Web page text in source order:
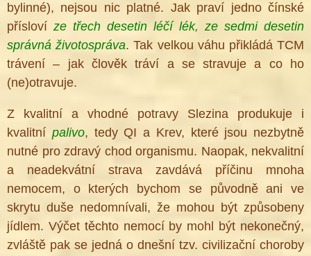
bylinné), nejsou nic platné. Jak praví jedno čínské
přísloví ze třech desetin léčí lék, ze sedmi desetin
správná životospráva. Tak velkou váhu přikládá TCM
trávení – jak člověk tráví a se stravuje a co ho
(ne)otravuje.
Z kvalitní a vhodné potravy Slezina produkuje i
kvalitní palivo, tedy QI a Krev, které jsou nezbytně
nutné pro zdravý chod organismu. Naopak, nekvalitní
a neadekvátní strava zavdává příčinu mnoha
nemocem, o kterých bychom se původně ani ve
skrytu duše nedomnívali, že mohou být způsobeny
jídlem. Výčet těchto nemocí by mohl být nekonečný,
zvláště pak se jedná o dnešní tzv. civilizační choroby